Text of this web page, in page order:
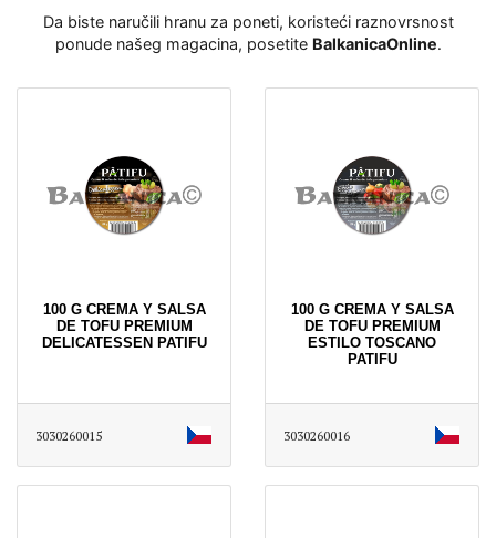
Da biste naručili hranu za poneti, koristeći raznovrsnost
ponude našeg magacina, posetite BalkanicaOnline․
100 G CREMA Y SALSA
DE TOFU PREMIUM
DELICATESSEN PATIFU
3030260015
100 G CREMA Y SALSA
DE TOFU PREMIUM
ESTILO TOSCANO
PATIFU
3030260016